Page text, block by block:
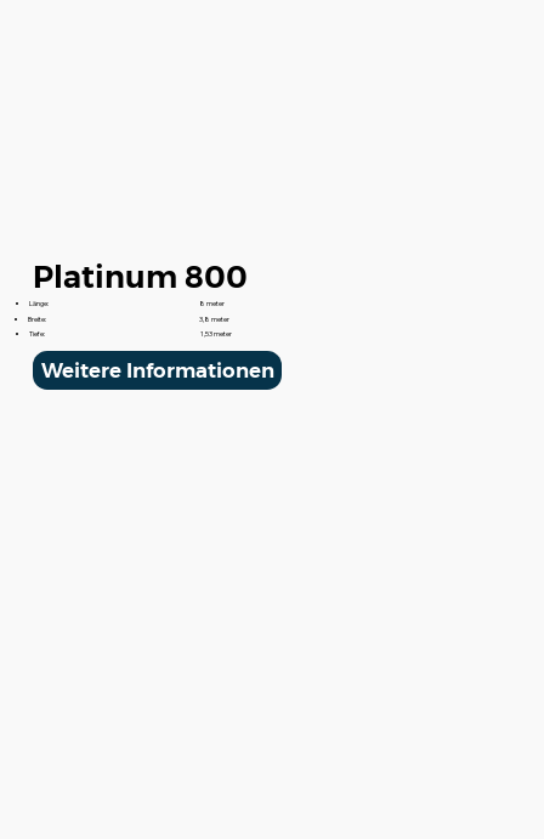
Platinum 800
Länge:
8 meter
Breite:
3,8 meter
Tiefe:
1,53 meter
Weitere Informationen